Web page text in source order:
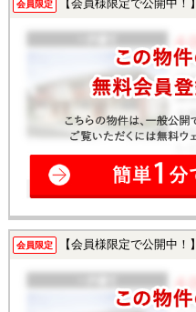
会員限定 【会員様限定で公開中！】
会員限定 【会員様限定で公開中！】